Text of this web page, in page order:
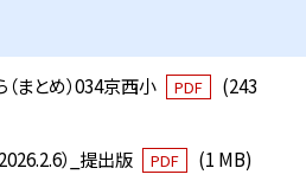
まとめ）034京西小 PDF
(243
）_提出版
PDF (1 MB)